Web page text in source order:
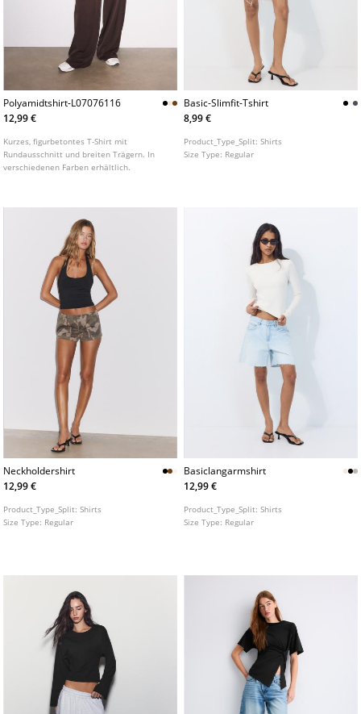
Polyamidtshirt-L07076116
12,99 €
Kurzes, figurbetontes T-Shirt mit
Rundausschnitt und breiten Trägern. In
verschiedenen Farben erhältlich.
Basic-Slimfit-Tshirt
8,99 €
Product_Type_Split:Shirts
Size Type: Regular
Neckholdershirt
12,99 €
Product_Type_Split:Shirts
Size Type: Regular
Basiclangarmshirt
12,99 €
Product_Type_Split:Shirts
Size Type: Regular